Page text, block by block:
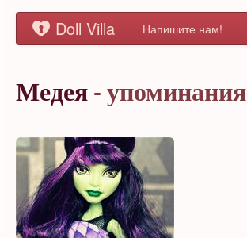
Doll Villa Напишите нам!
Медея - упоминания